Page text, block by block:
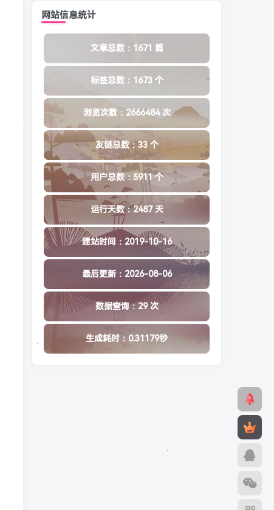
网站信息统计
文章总数：1671 篇
标签总数：1673 个
浏览次数：2666484 次
友链总数：33 个
用户总数：5911 个
运行天数：2487 天
建站时间：2019-10-16
最后更新：2026-08-06
数据查询：29 次
生成耗时：0.31179秒